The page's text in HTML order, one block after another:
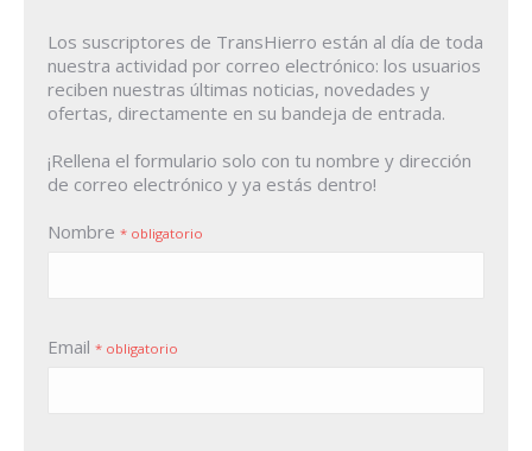
Los suscriptores de TransHierro están al día de toda
nuestra actividad por correo electrónico: los usuarios
reciben nuestras últimas noticias, novedades y
ofertas, directamente en su bandeja de entrada.
¡Rellena el formulario solo con tu nombre y dirección
de correo electrónico y ya estás dentro!
Nombre * obligatorio
Email * obligatorio